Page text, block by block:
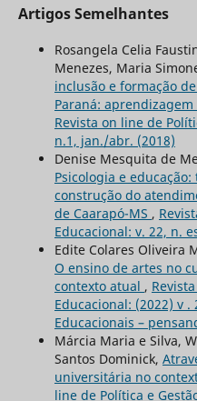
Artigos Semelhantes
Rosangela Celia
Menezes, Maria
inclusão e formação
Paraná:
Revista on line de
n.1, jan./abr. (2018)
Denise Mesquita de
Psicologia e
construção do
de Caarapó-MS ,
Educacional: v. 22, n.
Edite Colares Oliveira
O ensino de artes no
contexto atual ,
Educacional: (2022) v .
Educacionais –
Márcia Maria e Silva,
Santos Dominick,
universitária no
line de Política e